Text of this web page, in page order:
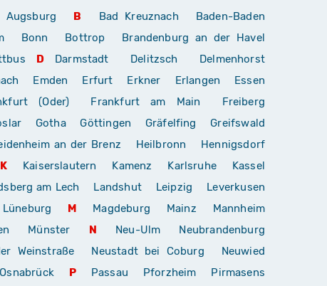
Augsburg B Bad Kreuznach
Baden-Baden
Bonn Bottrop
Brandenburg an der Havel
D Darmstadt Delitzsch
Delmenhorst
Emden Erfurt Erkner Erlangen
Essen
(Oder) Frankfurt am Main
Freiberg
Gotha Göttingen Gräfelfing
Greifswald
an der Brenz Heilbronn
Hennigsdorf
K Kaiserslautern Kamenz Karlsruhe
Kassel
am Lech Landshut Leipzig
Leverkusen
Lüneburg M Magdeburg Mainz
Mannheim
Münster N Neu-Ulm
Neubrandenburg
Weinstraße Neustadt bei Coburg
Neuwied
Osnabrück P Passau Pforzheim Pirmasens